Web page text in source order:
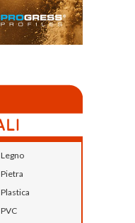
Legno
Pietra
Plastica
PVC